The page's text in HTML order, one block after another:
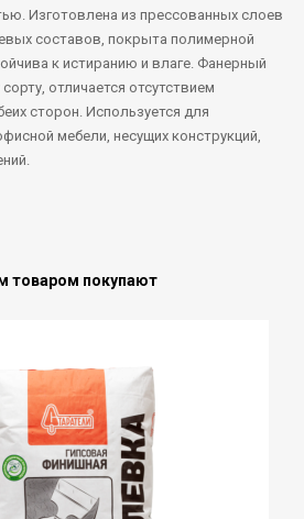
Изготовлена из прессованных слоев
составов, покрыта полимерной
к истиранию и влаге. Фанерный
отличается отсутствием
сторон. Используется для
мебели, несущих конструкций,
товаром покупают